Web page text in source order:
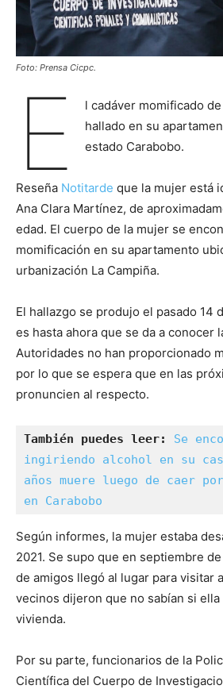
Foto: Prensa Cicpc.
E
l cadáver momificado
hallado en su
estado Carabobo.
Reseña Notitarde que la mujer está
Ana Clara Martínez, de
edad. El cuerpo de la mujer se
momificación en su apartamento
urbanización La Campiña.
El hallazgo se produjo el pasado 14
es hasta ahora que se da a conocer
Autoridades no han proporcionado
por lo que se espera que en las
pronuncien al respecto.
También puedes leer:
Se
ingiriendo alcohol en su
años muere luego de caer
en Carabobo
Según informes, la mujer estaba
2021. Se supo que en septiembre
de amigos llegó al lugar para visitar
vecinos dijeron que no sabían si ella
vivienda.
Por su parte, funcionarios de la
Científica del Cuerpo de